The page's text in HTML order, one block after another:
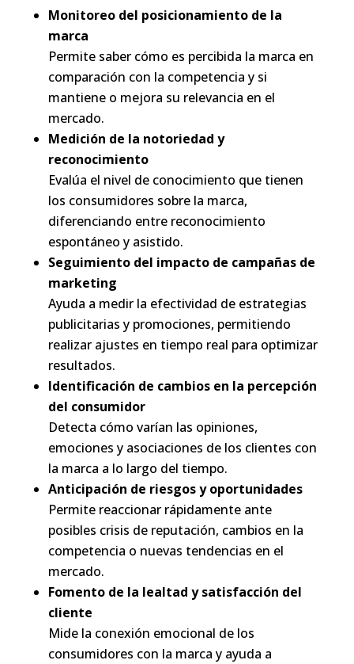
Monitoreo del posicionamiento de la
marca
Permite saber cómo es percibida la marca en
comparación con la competencia y si
mantiene o mejora su relevancia en el
mercado.
Medición de la notoriedad y
reconocimiento
Evalúa el nivel de conocimiento que tienen
los consumidores sobre la marca,
diferenciando entre reconocimiento
espontáneo y asistido.
Seguimiento del impacto de campañas de
marketing
Ayuda a medir la efectividad de estrategias
publicitarias y promociones, permitiendo
realizar ajustes en tiempo real para optimizar
resultados.
Identificación de cambios en la percepción
del consumidor
Detecta cómo varían las opiniones,
emociones y asociaciones de los clientes con
la marca a lo largo del tiempo.
Anticipación de riesgos y oportunidades
Permite reaccionar rápidamente ante
posibles crisis de reputación, cambios en la
competencia o nuevas tendencias en el
mercado.
Fomento de la lealtad y satisfacción del
cliente
Mide la conexión emocional de los
consumidores con la marca y ayuda a